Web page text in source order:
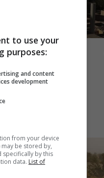
لحل ازمة
08:12 | 2023-09-08
to use your
purposes:
and content
development
from your device
be stored by,
specifically by this
data. List of